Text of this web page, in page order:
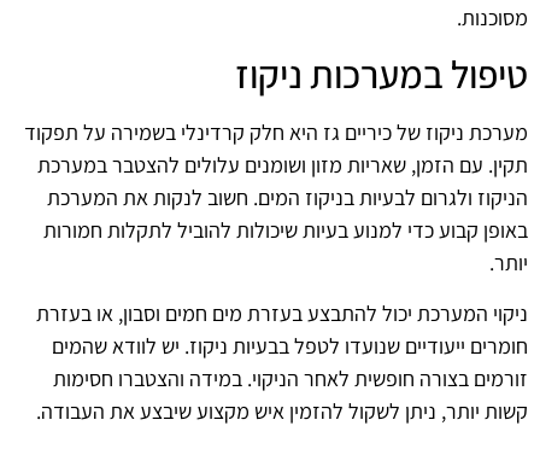
מסוכנות.
טיפול במערכות ניקוז
מערכת ניקוז של כיריים גז היא חלק קרדינלי בשמירה על תפקוד
תקין. עם הזמן, שאריות מזון ושומנים עלולים להצטבר במערכת
הניקוז ולגרום לבעיות בניקוז המים. חשוב לנקות את המערכת
באופן קבוע כדי למנוע בעיות שיכולות להוביל לתקלות חמורות
יותר.
ניקוי המערכת יכול להתבצע בעזרת מים חמים וסבון, או בעזרת
חומרים ייעודיים שנועדו לטפל בבעיות ניקוז. יש לוודא שהמים
זורמים בצורה חופשית לאחר הניקוי. במידה והצטברו חסימות
קשות יותר, ניתן לשקול להזמין איש מקצוע שיבצע את העבודה.